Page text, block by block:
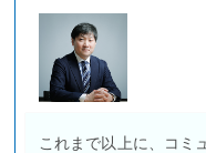
これまで以上に、コミ